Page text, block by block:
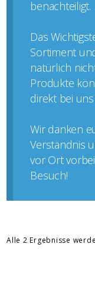
benachteiligt.
Das
Sortiment
natürlich
Produkte
direkt bei
Wir danken
Verständnis
vor Ort
Besuch!
Alle 2 Ergebnisse